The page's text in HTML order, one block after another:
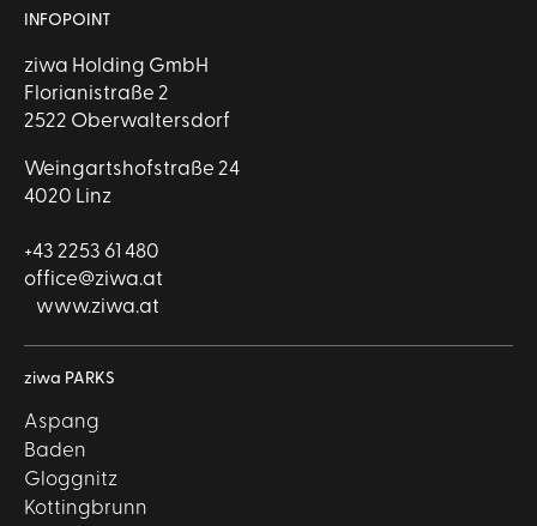
INFOPOINT
ziwa Holding GmbH
Florianistraße 2
2522 Oberwaltersdorf
Weingartshofstraße 24
4020 Linz
+43 2253 61 480
office@ziwa.at
www.ziwa.at
ziwa PARKS
Aspang
Baden
Gloggnitz
Kottingbrunn